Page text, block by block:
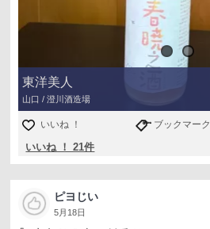
東洋美人
山口 / 澄川酒造場
いいね ！ ブックマーク
いいね ！ 21件
ピヨじい
5月18日